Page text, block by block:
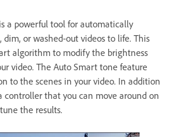
a powerful tool for automatically
or washed-out videos to life. This
algorithm to modify the brightness
video. The Auto Smart tone feature
to the scenes in your video. In addition
controller that you can move around on
the results.